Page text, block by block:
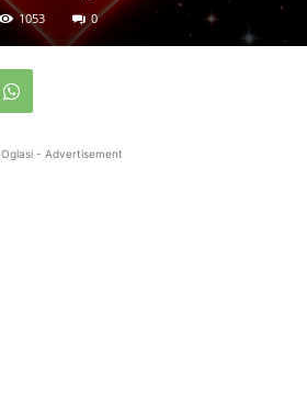
1053 0
Oglasi - Advertisement